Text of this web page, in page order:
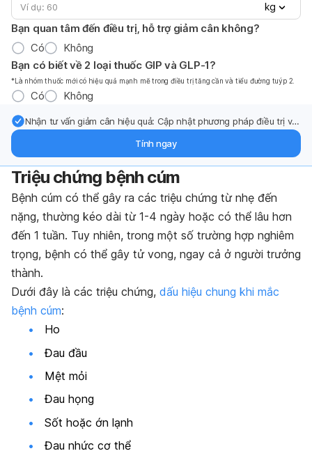
kg
Bạn quan tâm đến điều trị, hỗ trợ giảm cân không?
Có
Không
Bạn có biết về 2 loại thuốc GIP và GLP-1?
*Là nhóm thuốc mới có hiệu quả mạnh mẽ trong điều trị tăng cần và tiểu đường tuýp 2.
Có Không
Nhận tư vấn giảm cân hiệu quả: Cập nhật phương pháp điều trị và
Tính ngay
Triệu chứng bệnh cúm
Bệnh cúm có thể gây ra các triệu chứng từ nhẹ đến
nặng, thường kéo dài từ 1-4 ngày hoặc có thể lâu hơn
đến 1 tuần. Tuy nhiên, trong một số trường hợp nghiêm
trọng, bệnh có thể gây tử vong, ngay cả ở người trưởng
thành.
Dưới đây là các triệu chứng, dấu hiệu chung khi mắc
bệnh cúm:
Ho
Đau đầu
Mệt mỏi
Đau họng
Sốt hoặc ớn lạnh
Đau nhức cơ thể